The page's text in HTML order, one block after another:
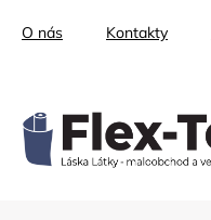
O nás Kontakty